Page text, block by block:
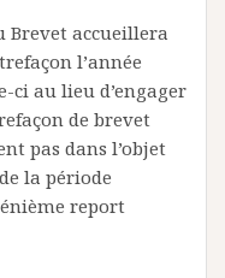
Brevet accueillera
l’année
au lieu d’engager
de brevet
pas dans l’objet
la période
report